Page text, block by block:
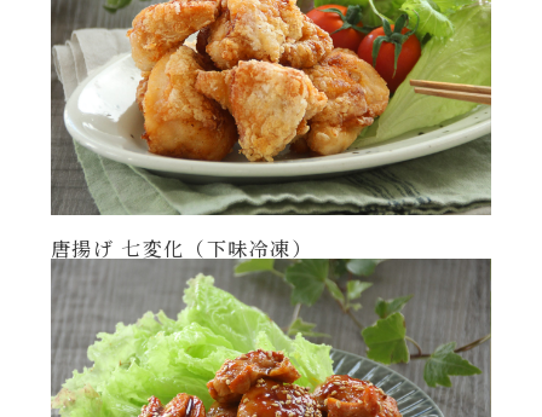
唐揚げ 七変化（下味冷凍）